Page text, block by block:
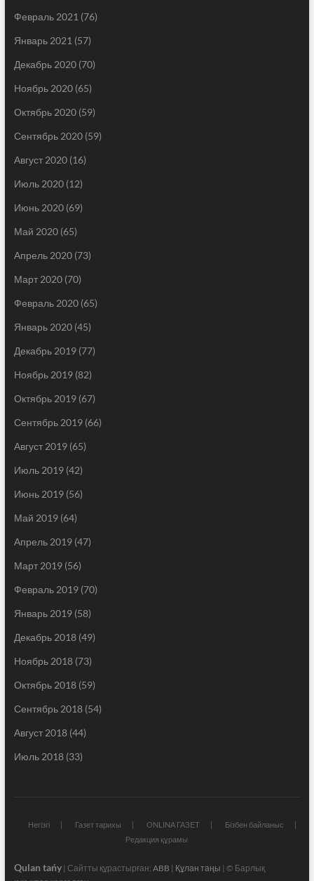
Февраль 2021 (76)
Январь 2021 (57)
Декабрь 2020(70)
Ноябрь 2020(65)
Октябрь 2020(59)
Сентябрь 2020(59)
Август 2020(16)
Июль 2020(12)
Июнь 2020(69)
Май 2020(65)
Апрель 2020(73)
Март 2020(70)
Февраль 2020(65)
Январь 2020(45)
Декабрь 2019(77)
Ноябрь 2019(82)
Октябрь 2019(67)
Сентябрь 2019(66)
Август 2019(65)
Июль 2019(42)
Июнь 2019(56)
Май 2019(64)
Апрель 2019(47)
Март 2019(56)
Февраль 2019(70)
Январь 2019(58)
Декабрь 2018(49)
Ноябрь 2018(73)
Октябрь 2018(59)
Сентябрь 2018(54)
Август 2018(44)
Июль 2018(33)
Негізгі Газет тарихы ONLINA ГАЗЕТ
Бізбен байланыс
Редакция құрамы
Qulan tańy| Сайтты құрастырған: ABB | Құлан таңы | © Барлық